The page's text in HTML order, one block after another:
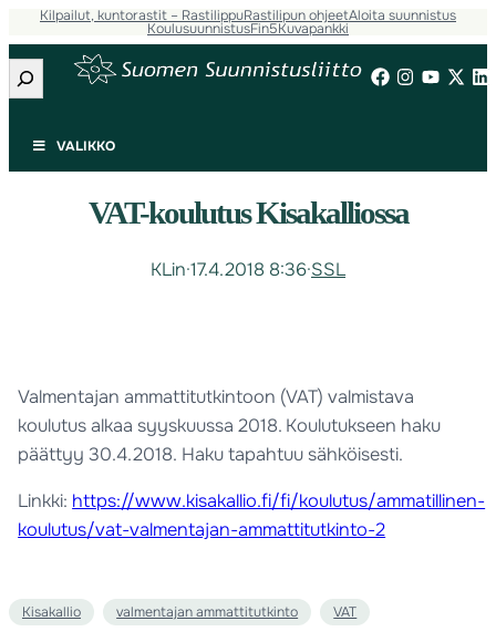
Kilpailut, kuntorastit – RastilippuRastilipun ohjeetAloita suunnistus
KoulusuunnistusFin5Kuvapankki
Etsi
VALIKKO
VAT-koulutus Kisakalliossa
KLin·17.4.2018 8:36·SSL
Valmentajan ammattitutkintoon (VAT) valmistava
koulutus alkaa syyskuussa 2018. Koulutukseen haku
päättyy 30.4.2018. Haku tapahtuu sähköisesti.
Linkki: https://www.kisakallio.fi/fi/koulutus/ammatillinen-
koulutus/vat-valmentajan-ammattitutkinto-2
Kisakallio valmentajan ammattitutkinto VAT